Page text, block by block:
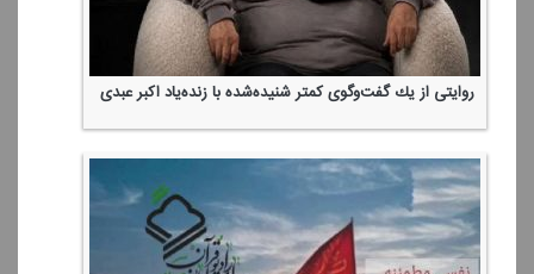
روایتی از یك گفت‌وگوی كمتر شنیده‌شده با زنده‌یاد اكبر عبدی